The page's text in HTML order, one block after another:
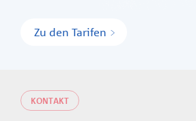
Zu den Tarifen
KONTAKT